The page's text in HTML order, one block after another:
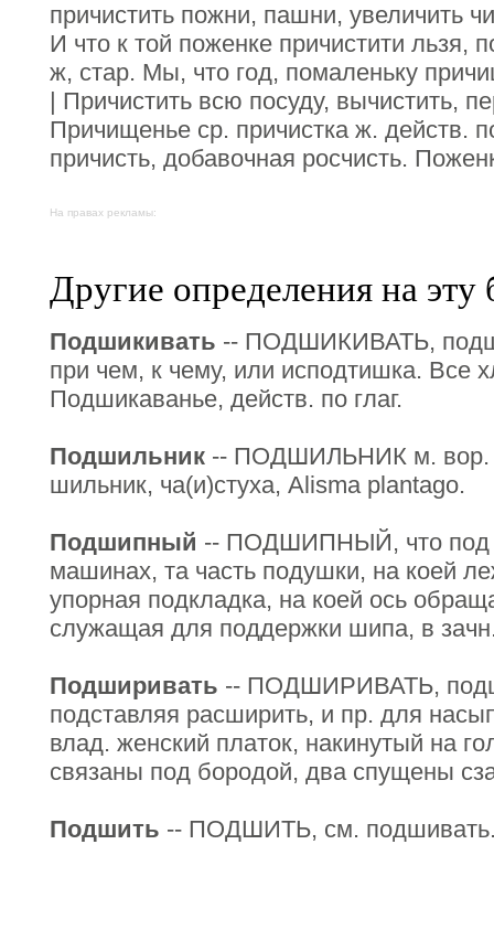
причистить пожни, пашни, увеличить
И что к той поженке причистити льзя,
ж, стар. Мы, что год, помаленьку
| Причистить всю посуду, вычистить,
Причищенье ср. причистка ж. действ.
причисть, добавочная росчисть.
На правах рекламы:
Другие определения на эту
Подшикивать -- ПОДШИКИВАТЬ,
при чем, к чему, или исподтишка. Все
Подшикаванье, действ. по глаг.
Подшильник -- ПОДШИЛЬНИК м. вор.
шильник, ча(и)стуха, Аlisma plantago.
Подшипный -- ПОДШИПНЫЙ, что под
машинах, та часть подушки, на коей
упорная подкладка, на коей ось
служащая для поддержки шипа, в
Подширивать -- ПОДШИРИВАТЬ,
подставляя расширить, и пр. для
влад. женский платок, накинутый на
связаны под бородой, два спущены
Подшить -- ПОДШИТЬ, см.